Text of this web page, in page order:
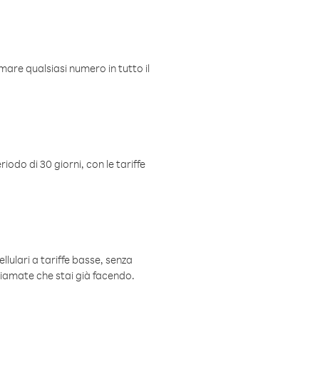
qualsiasi numero in tutto il
di 30 giorni, con le tariffe
a tariffe basse, senza
che stai già facendo.